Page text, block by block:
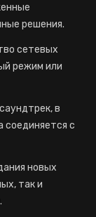
решения.
сетевых
режим или
в
соединяется с
новых
так и